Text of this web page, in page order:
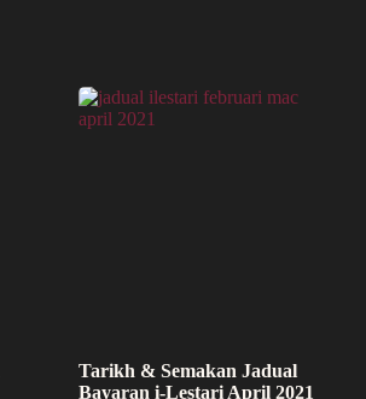
Tarikh & Semakan Jadual
Bayaran i-Lestari April 2021